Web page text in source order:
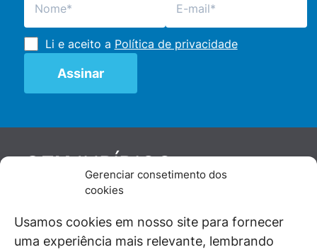
Gerenciar consetimento dos
cookies
Usamos cookies em nosso site para fornecer
uma experiência mais relevante, lembrando
Li e aceito a Política de privacidade
GENJURÍDICO
De maneira independente, os autores e
juristas e doutrinadores nacionais, se posicionam
diante de questões relevantes do cotidiano e